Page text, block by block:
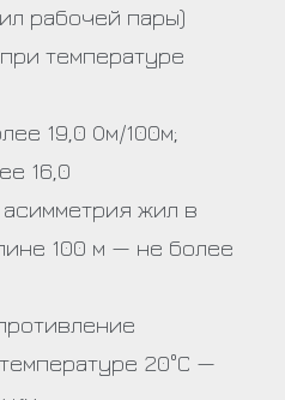
рабочей пары)
температуре
19,0 Ом/100м;
16,0
жил в
100 м — не более
20°С —